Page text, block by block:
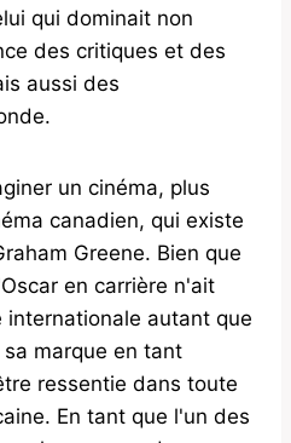
qui dominait non
des critiques et des
aussi des
un cinéma, plus
canadien, qui existe
Greene. Bien que
en carrière n'ait
internationale autant que
marque en tant
ressentie dans toute
En tant que l'un des